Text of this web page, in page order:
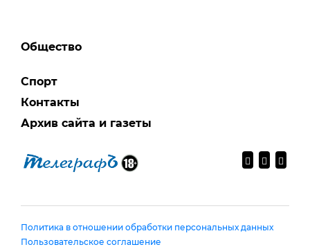
Общество
Спорт
Контакты
Архив сайта и газеты
Политика в отношении обработки персональных данных
Пользовательское соглашение